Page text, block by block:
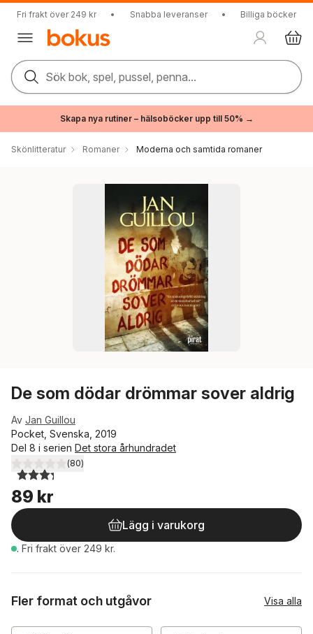
Fri frakt över 249 kr • Snabba leveranser • Billiga böcker
Sök bok, spel, pussel, penna...
Skapa nya rutiner – hälsoböcker upp till 50% →
Skönlitteratur Romaner Moderna och samtida romaner
De som dödar drömmar sover aldrig
Av Jan Guillou
Pocket, Svenska, 2019
Del 8 i serien Det stora århundradet
3,3utav 5 stjärnor. Totalt antal röster:
(80)
89 kr
Lägg i varukorg
. Fri frakt över 249 kr.
Fler format och utgåvor Visa alla